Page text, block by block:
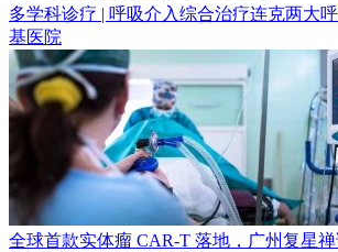
多学科诊疗 | 呼吸介入综合治疗连克两大
基医院
全球首款实体瘤 CAR-T 落地，广州复星